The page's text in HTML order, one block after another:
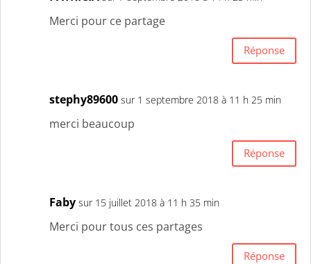
Merci pour ce partage
Réponse
stephy89600 sur 1 septembre 2018 à 11 h 25 min
merci beaucoup
Réponse
Faby sur 15 juillet 2018 à 11 h 35 min
Merci pour tous ces partages
Réponse